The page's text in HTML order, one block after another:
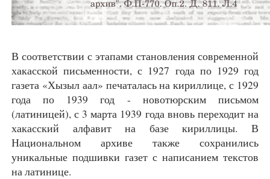
В соответствии с этапами становления современной
хакасской письменности, с 1927 года по 1929 год
газета «Хызыл аал» печаталась на кириллице, с 1929
года по 1939 год - новотюрским письмом
(латиницей), с 3 марта 1939 года вновь переходит на
хакасский алфавит на базе кириллицы. В
Национальном архиве также сохранились
уникальные подшивки газет с написанием текстов
на латинице.